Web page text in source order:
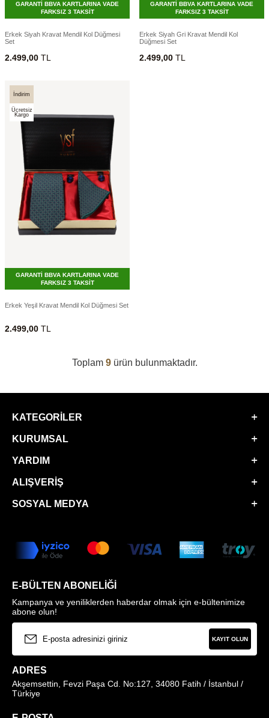
GARANTİ BBVA KARTLARINA VADE
FARKSIZ 3 TAKSİT
Erkek Siyah Kravat Mendil Kol Düğmesi
Set
2.499,00 TL
GARANTİ BBVA KARTLARINA VADE
FARKSIZ 3 TAKSİT
Erkek Siyah Gri Kravat Mendil Kol
Düğmesi Set
2.499,00 TL
İndirim
Ücretsiz
Kargo
GARANTİ BBVA KARTLARINA VADE
FARKSIZ 3 TAKSİT
Erkek Yeşil Kravat Mendil Kol Düğmesi Set
2.499,00 TL
Toplam 9ürün bulunmaktadır.
KATEGORILER
KURUMSAL
YARDIM
ALIŞVERIŞ
SOSYAL MEDYA
E-BÜLTEN ABONELIĞI
Kampanya ve yeniliklerden haberdar olmak için e-bültenimize
abone olun!
KAYIT OLUN
ADRES
Akşemsettin, Fevzi Paşa Cd. No:127, 34080 Fatih / İstanbul /
Türkiye